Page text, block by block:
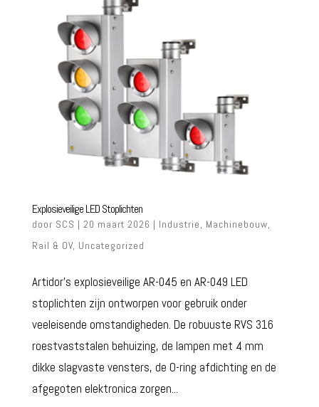
Explosieveilige LED Stoplichten
door SCS | 20 maart 2026 | Industrie Machinebouw
Rail & OV, Uncategorized
Artidor’s explosieveilige AR-045 en AR-049 LED
stoplichten zijn ontworpen voor gebruik onder
veeleisende omstandigheden. De robuuste RVS 316
roestvaststalen behuizing, de lampen met 4 mm
dikke slagvaste vensters, de O-ring afdichting en de
afgegoten elektronica zorgen...